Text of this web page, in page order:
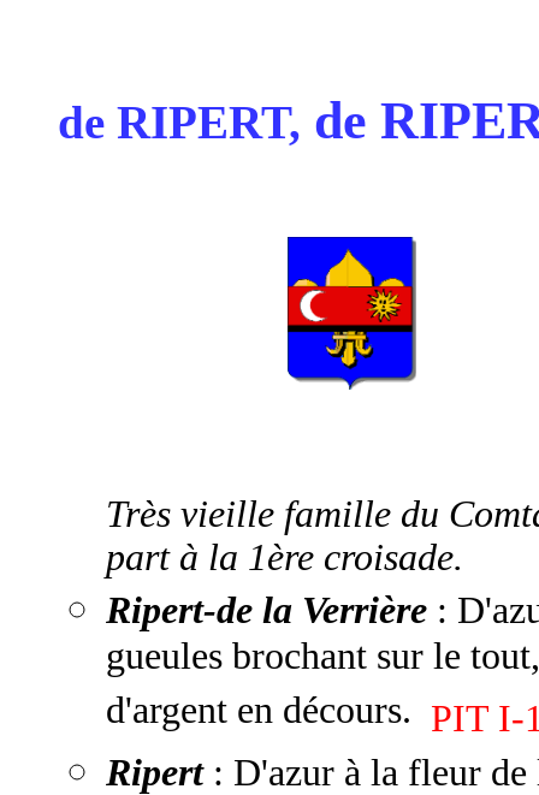
de RIPERT, de
Très vieille famille du
part à la 1ère croisade.
Ripert-de la Verrière :
gueules brochant sur le
d'argent en décours. PIT I-
Ripert : D'azur à la fleur de